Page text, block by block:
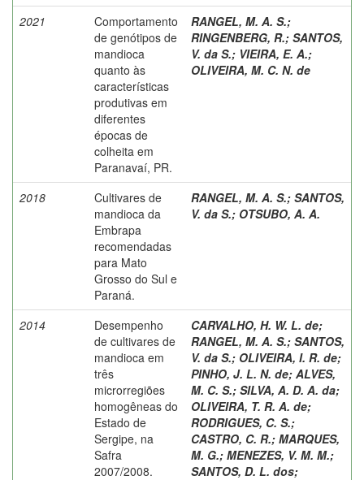
2021
Comportamento
de genótipos de
mandioca
quanto às
características
produtivas em
diferentes
épocas de
colheita em
Paranavaí, PR.
RANGEL, M. A. S.;
RINGENBERG, R.; SANTOS,
V. da S.; VIEIRA, E. A.;
OLIVEIRA, M. C. N. de
2018
Cultivares de
mandioca da
Embrapa
recomendadas
para Mato
Grosso do Sul e
Paraná.
RANGEL, M. A. S.; SANTOS,
V. da S.; OTSUBO, A. A.
2014
Desempenho
de cultivares de
mandioca em
três
microrregiões
homogêneas do
Estado de
Sergipe, na
Safra
2007/2008.
CARVALHO, H. W. L. de;
RANGEL, M. A. S.; SANTOS,
V. da S.; OLIVEIRA, I. R. de;
PINHO, J. L. N. de; ALVES,
M. C. S.; SILVA, A. D. A. da;
OLIVEIRA, T. R. A. de;
RODRIGUES, C. S.;
CASTRO, C. R.; MARQUES,
M. G.; MENEZES, V. M. M.;
SANTOS, D. L. dos;